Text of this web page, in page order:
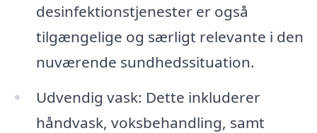
desinfektionstjenester er også
tilgængelige og særligt relevante i den
nuværende sundhedssituation.
Udvendig vask: Dette inkluderer
håndvask, voksbehandling, samt